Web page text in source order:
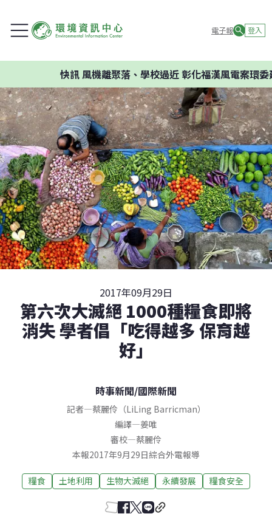
電子報 登入
風機離聚落、學校過近 彰化福漢風電案環委建議
2017年09月29日
第六次大滅絕 1000種糧食即將
消失 學者倡「吃得越多 保育越
好」
時事新聞/國際新聞
記者—蔡麗伶（LiLing Barricman）
編譯—姜唯
審校—蔡麗伶
本報2017年9月29日綜合外電報導
糧食 土地利用 生物大滅絕 永續發展 糧食安全